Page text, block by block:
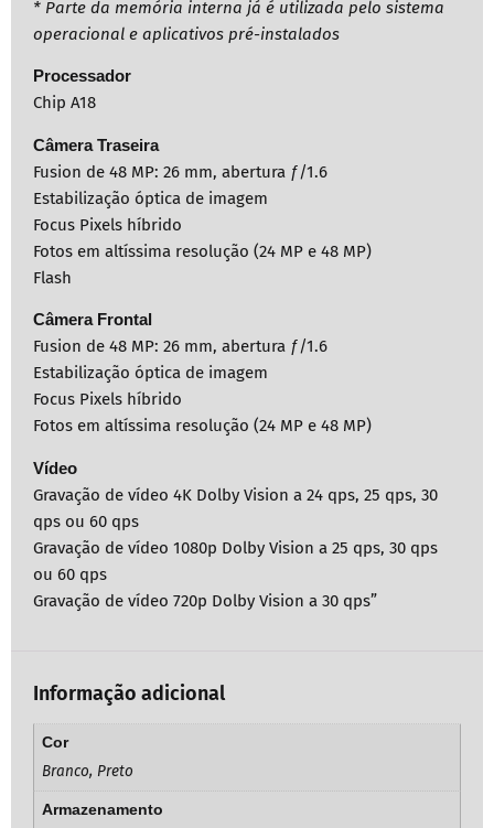
* Parte da memória interna já é utilizada pelo sistema
operacional e aplicativos pré-instalados
Processador
Chip A18
Câmera Traseira
Fusion de 48 MP: 26 mm, abertura ƒ/1.6
Estabilização óptica de imagem
Focus Pixels híbrido
Fotos em altíssima resolução (24 MP e 48 MP)
Flash
Câmera Frontal
Fusion de 48 MP: 26 mm, abertura ƒ/1.6
Estabilização óptica de imagem
Focus Pixels híbrido
Fotos em altíssima resolução (24 MP e 48 MP)
Vídeo
Gravação de vídeo 4K Dolby Vision a 24 qps, 25 qps, 30
qps ou 60 qps
Gravação de vídeo 1080p Dolby Vision a 25 qps, 30 qps
ou 60 qps
Gravação de vídeo 720p Dolby Vision a 30 qps”
Informação adicional
Cor
Branco, Preto
Armazenamento